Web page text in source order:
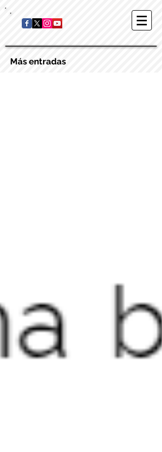
Más entradas